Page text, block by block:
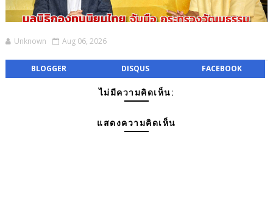
Unknown Aug 06, 2026
BLOGGER DISQUS FACEBOOK
ไม่มีความคิดเห็น:
แสดงความคิดเห็น